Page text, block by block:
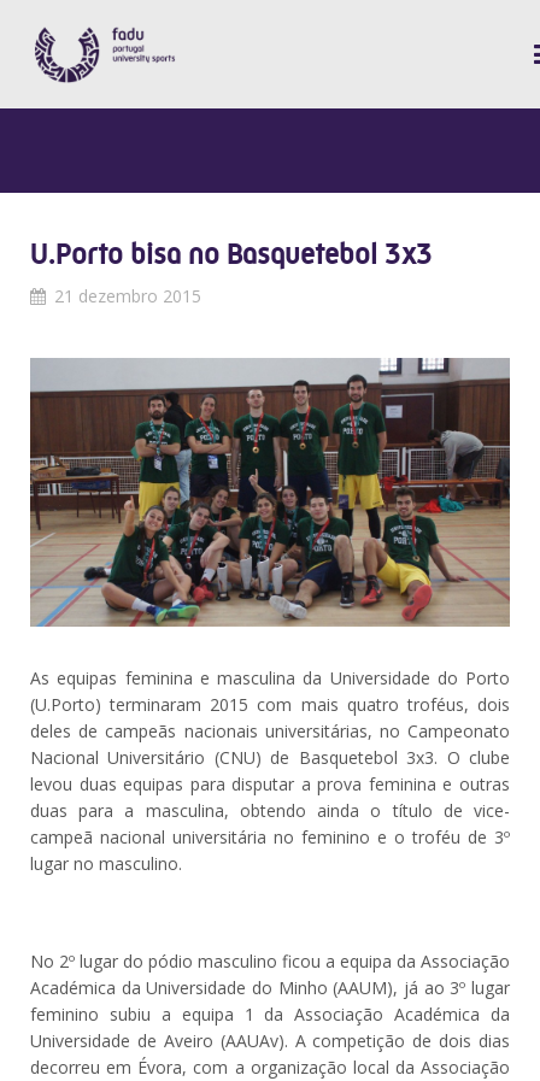
U.Porto bisa no Basquetebol 3x3
21 dezembro 2015
As equipas feminina e masculina da Universidade do Porto
(U.Porto) terminaram 2015 com mais quatro troféus, dois
deles de campeãs nacionais universitárias, no Campeonato
Nacional Universitário (CNU) de Basquetebol 3x3. O clube
levou duas equipas para disputar a prova feminina e outras
duas para a masculina, obtendo ainda o título de vice-
campeã nacional universitária no feminino e o troféu de 3º
lugar no masculino.
No 2º lugar do pódio masculino ficou a equipa da Associação
Académica da Universidade do Minho (AAUM), já ao 3º lugar
feminino subiu a equipa 1 da Associação Académica da
Universidade de Aveiro (AAUAv). A competição de dois dias
decorreu em Évora, com a organização local da Associação